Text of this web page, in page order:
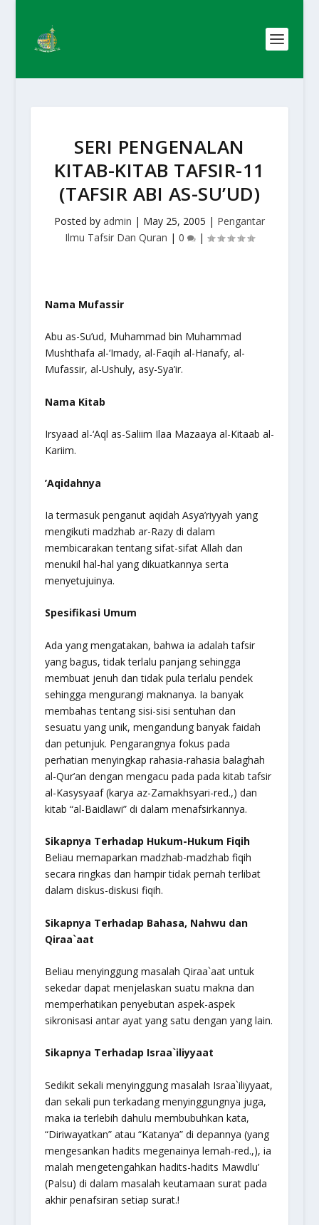
SERI PENGENALAN
KITAB-KITAB TAFSIR-11
(TAFSIR ABI AS-SU’UD)
Posted by admin | May 25, 2005 | Pengantar
Ilmu Tafsir Dan Quran | 0 |
Nama Mufassir
Abu as-Su’ud, Muhammad bin Muhammad
Mushthafa al-‘Imady, al-Faqih al-Hanafy, al-
Mufassir, al-Ushuly, asy-Sya’ir.
Nama Kitab
Irsyaad al-‘Aql as-Saliim Ilaa Mazaaya al-Kitaab al-
Kariim.
’Aqidahnya
Ia termasuk penganut aqidah Asya’riyyah yang
mengikuti madzhab ar-Razy di dalam
membicarakan tentang sifat-sifat Allah dan
menukil hal-hal yang dikuatkannya serta
menyetujuinya.
Spesifikasi Umum
Ada yang mengatakan, bahwa ia adalah tafsir
yang bagus, tidak terlalu panjang sehingga
membuat jenuh dan tidak pula terlalu pendek
sehingga mengurangi maknanya. Ia banyak
membahas tentang sisi-sisi sentuhan dan
sesuatu yang unik, mengandung banyak faidah
dan petunjuk. Pengarangnya fokus pada
perhatian menyingkap rahasia-rahasia balaghah
al-Qur’an dengan mengacu pada pada kitab tafsir
al-Kasysyaaf (karya az-Zamakhsyari-red.,) dan
kitab “al-Baidlawi” di dalam menafsirkannya.
Sikapnya Terhadap Hukum-Hukum Fiqih
Beliau memaparkan madzhab-madzhab fiqih
secara ringkas dan hampir tidak pernah terlibat
dalam diskus-diskusi fiqih.
Sikapnya Terhadap Bahasa, Nahwu dan
Qiraa`aat
Beliau menyinggung masalah Qiraa`aat untuk
sekedar dapat menjelaskan suatu makna dan
memperhatikan penyebutan aspek-aspek
sikronisasi antar ayat yang satu dengan yang lain.
Sikapnya Terhadap Israa`iliyyaat
Sedikit sekali menyinggung masalah Israa`iliyyaat,
dan sekali pun terkadang menyinggungnya juga,
maka ia terlebih dahulu membubuhkan kata,
“Diriwayatkan” atau “Katanya” di depannya (yang
mengesankan hadits megenainya lemah-red.,), ia
malah mengetengahkan hadits-hadits Mawdlu’
(Palsu) di dalam masalah keutamaan surat pada
akhir penafsiran setiap surat.!